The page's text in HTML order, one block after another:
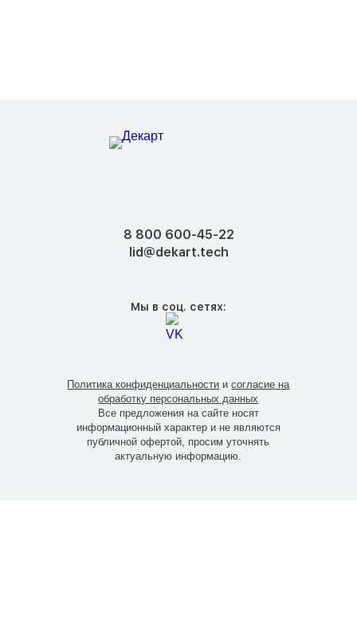
8 800 600-45-22
lid@dekart.tech
Мы в соц. сетях:
Все предложения на сайте носят
информационный характер и не являются
публичной офертой, просим уточнять
актуальную информацию.
Политика конфиденциальности исогласие на
обработку персональных данных